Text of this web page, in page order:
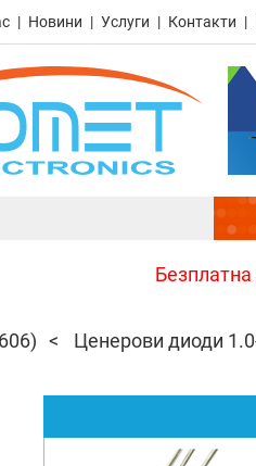
Новини Услуги Контакти
Ценерови диоди